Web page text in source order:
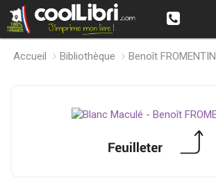
Accueil Bibliothèque Benoît FROMENTIN